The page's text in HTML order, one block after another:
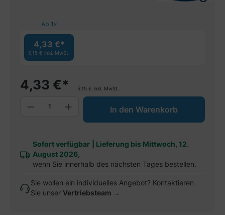
Ab 1 x
4,33 €*
5,15 € inkl. MwSt.
Sofort verfügbar
Lieferung bis Mittwoch, 12.
August 2026,
wenn Sie innerhalb des nächsten Tages bestellen.
4,33 €* 5,15 € inkl. MwSt.
Produkt Anzahl: Gib den
In den Warenkorb
Sie wollen ein individuelles Angebot? Kontaktieren
Sie unser Vertriebsteam →